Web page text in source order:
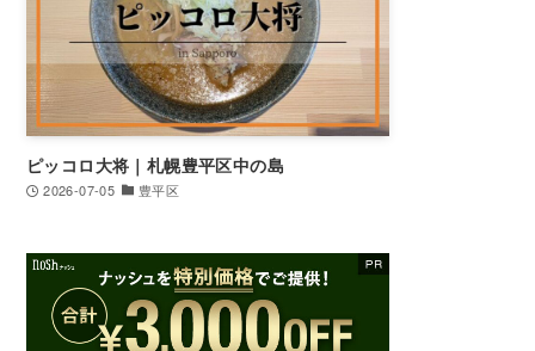
ピッコロ大将｜札幌豊平区中の島
2026-07-05 豊平区